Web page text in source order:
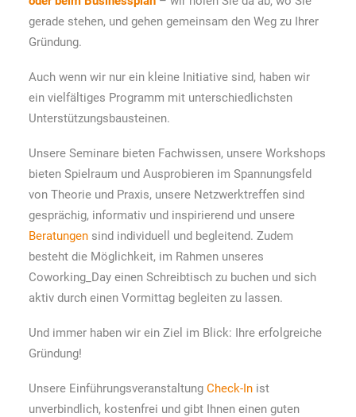
gerade stehen, und gehen gemeinsam den Weg zu Ihrer
Gründung.
Auch wenn wir nur ein kleine Initiative sind, haben wir
ein vielfältiges Programm mit unterschiedlichsten
Unterstützungsbausteinen.
Unsere Seminare bieten Fachwissen, unsere Workshops
bieten Spielraum und Ausprobieren im Spannungsfeld
von Theorie und Praxis, unsere Netzwerktreffen sind
gesprächig, informativ und inspirierend und unsere
Beratungen sind individuell und begleitend. Zudem
besteht die Möglichkeit, im Rahmen unseres
Coworking_Day einen Schreibtisch zu buchen und sich
aktiv durch einen Vormittag begleiten zu lassen.
Und immer haben wir ein Ziel im Blick: Ihre erfolgreiche
Gründung!
Unsere Einführungsveranstaltung Check-In ist
unverbindlich, kostenfrei und gibt Ihnen einen guten